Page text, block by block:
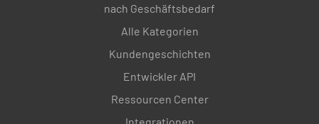
nach Geschäftsbedarf
Alle Kategorien
Kundengeschichten
Entwickler API
Ressourcen Center
Integrationen